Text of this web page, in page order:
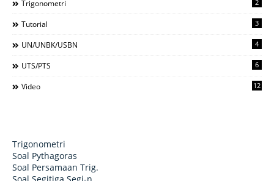
Trigonometri 2
Tutorial 3
UN/UNBK/USBN 4
UTS/PTS 6
Video 12
Trigonometri
Soal Pythagoras
Soal Persamaan Trig.